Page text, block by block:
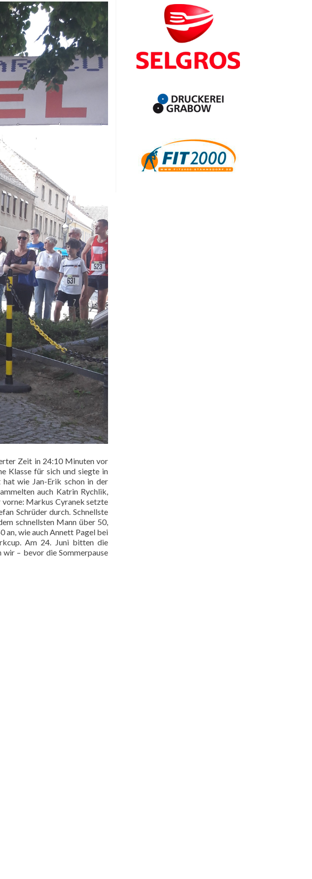
Zeit in 24:10 Minuten vor
Klasse für sich und siegte in
hat wie Jan-Erik schon in der
auch Katrin Rychlik,
vorne: Markus Cyranek setzte
Schrüder durch. Schnellste
schnellsten Mann über 50,
an, wie auch Annett Pagel bei
Am 24. Juni bitten die
– bevor die Sommerpause